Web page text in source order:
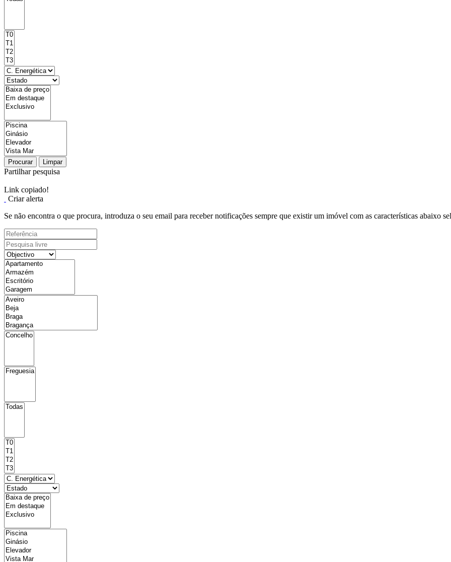
Procurar Limpar
Partilhar pesquisa
Link copiado!
Criar alerta
Se não encontra o que procura, introduza o seu email para receber notificações sempre que existir um imóvel com as características abaixo